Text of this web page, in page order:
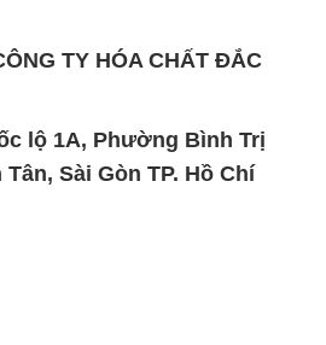
TY HÓA CHẤT ĐẮC
lộ 1A, Phường Bình Trị
Sài Gòn TP. Hồ Chí